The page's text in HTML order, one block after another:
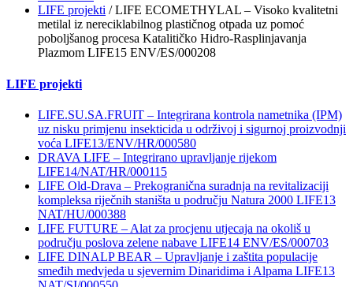
LIFE projekti / LIFE ECOMETHYLAL – Visoko kvalitetni
metilal iz nereciklabilnog plastičnog otpada uz pomoć
poboljšanog procesa Katalitičko Hidro-Rasplinjavanja
Plazmom LIFE15 ENV/ES/000208
LIFE projekti
LIFE.SU.SA.FRUIT – Integrirana kontrola nametnika (IPM)
uz nisku primjenu insekticida u održivoj i sigurnoj proizvodnji
voća LIFE13/ENV/HR/000580
DRAVA LIFE – Integrirano upravljanje rijekom
LIFE14/NAT/HR/000115
LIFE Old-Drava – Prekogranična suradnja na revitalizaciji
kompleksa riječnih staništa u području Natura 2000 LIFE13
NAT/HU/000388
LIFE FUTURE – Alat za procjenu utjecaja na okoliš u
području poslova zelene nabave LIFE14 ENV/ES/000703
LIFE DINALP BEAR – Upravljanje i zaštita populacije
smeđih medvjeda u sjevernim Dinaridima i Alpama LIFE13